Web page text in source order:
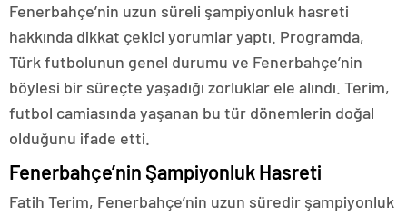
Fenerbahçe’nin uzun süreli şampiyonluk hasreti
hakkında dikkat çekici yorumlar yaptı. Programda,
Türk futbolunun genel durumu ve Fenerbahçe’nin
böylesi bir süreçte yaşadığı zorluklar ele alındı. Terim,
futbol camiasında yaşanan bu tür dönemlerin doğal
olduğunu ifade etti.
Fenerbahçe’nin Şampiyonluk Hasreti
Fatih Terim, Fenerbahçe’nin uzun süredir şampiyonluk